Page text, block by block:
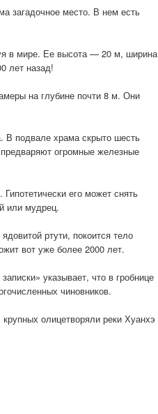
загадочное место. В нем есть
в мире. Ее высота — 20 м, ширина
лет назад!
на глубине почти 8 м. Они
подвале храма скрыто шесть
огромные железные
его может снять
или мудрец.
ртути, покоится тело
вот уже более 2000 лет.
указывает, что в гробнице
чиновников.
олицетворяли реки Хуанхэ